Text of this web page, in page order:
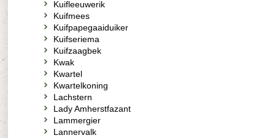
Kuifleeuwerik
Kuifmees
Kuifpapegaaiduiker
Kuifseriema
Kuifzaagbek
Kwak
Kwartel
Kwartelkoning
Lachstern
Lady Amherstfazant
Lammergier
Lannervalk